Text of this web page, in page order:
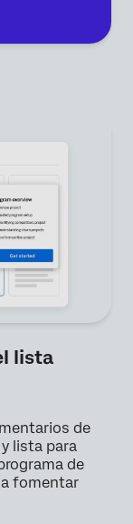
lista
de
lista para
de
fomentar